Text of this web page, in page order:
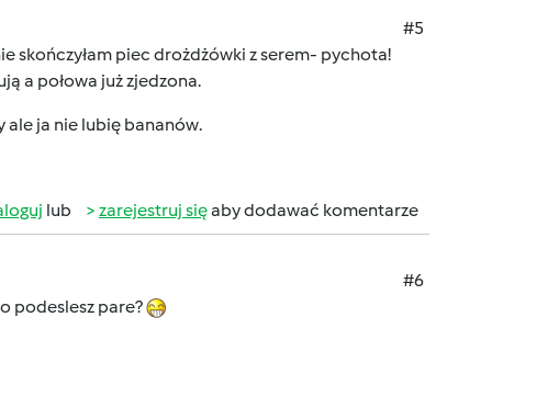
#5
skończyłam piec drożdżówki z serem- pychota!
a połowa już zjedzona.
ale ja nie lubię bananów.
lub zarejestruj sięaby dodawać komentarze
#6
podeslesz pare?